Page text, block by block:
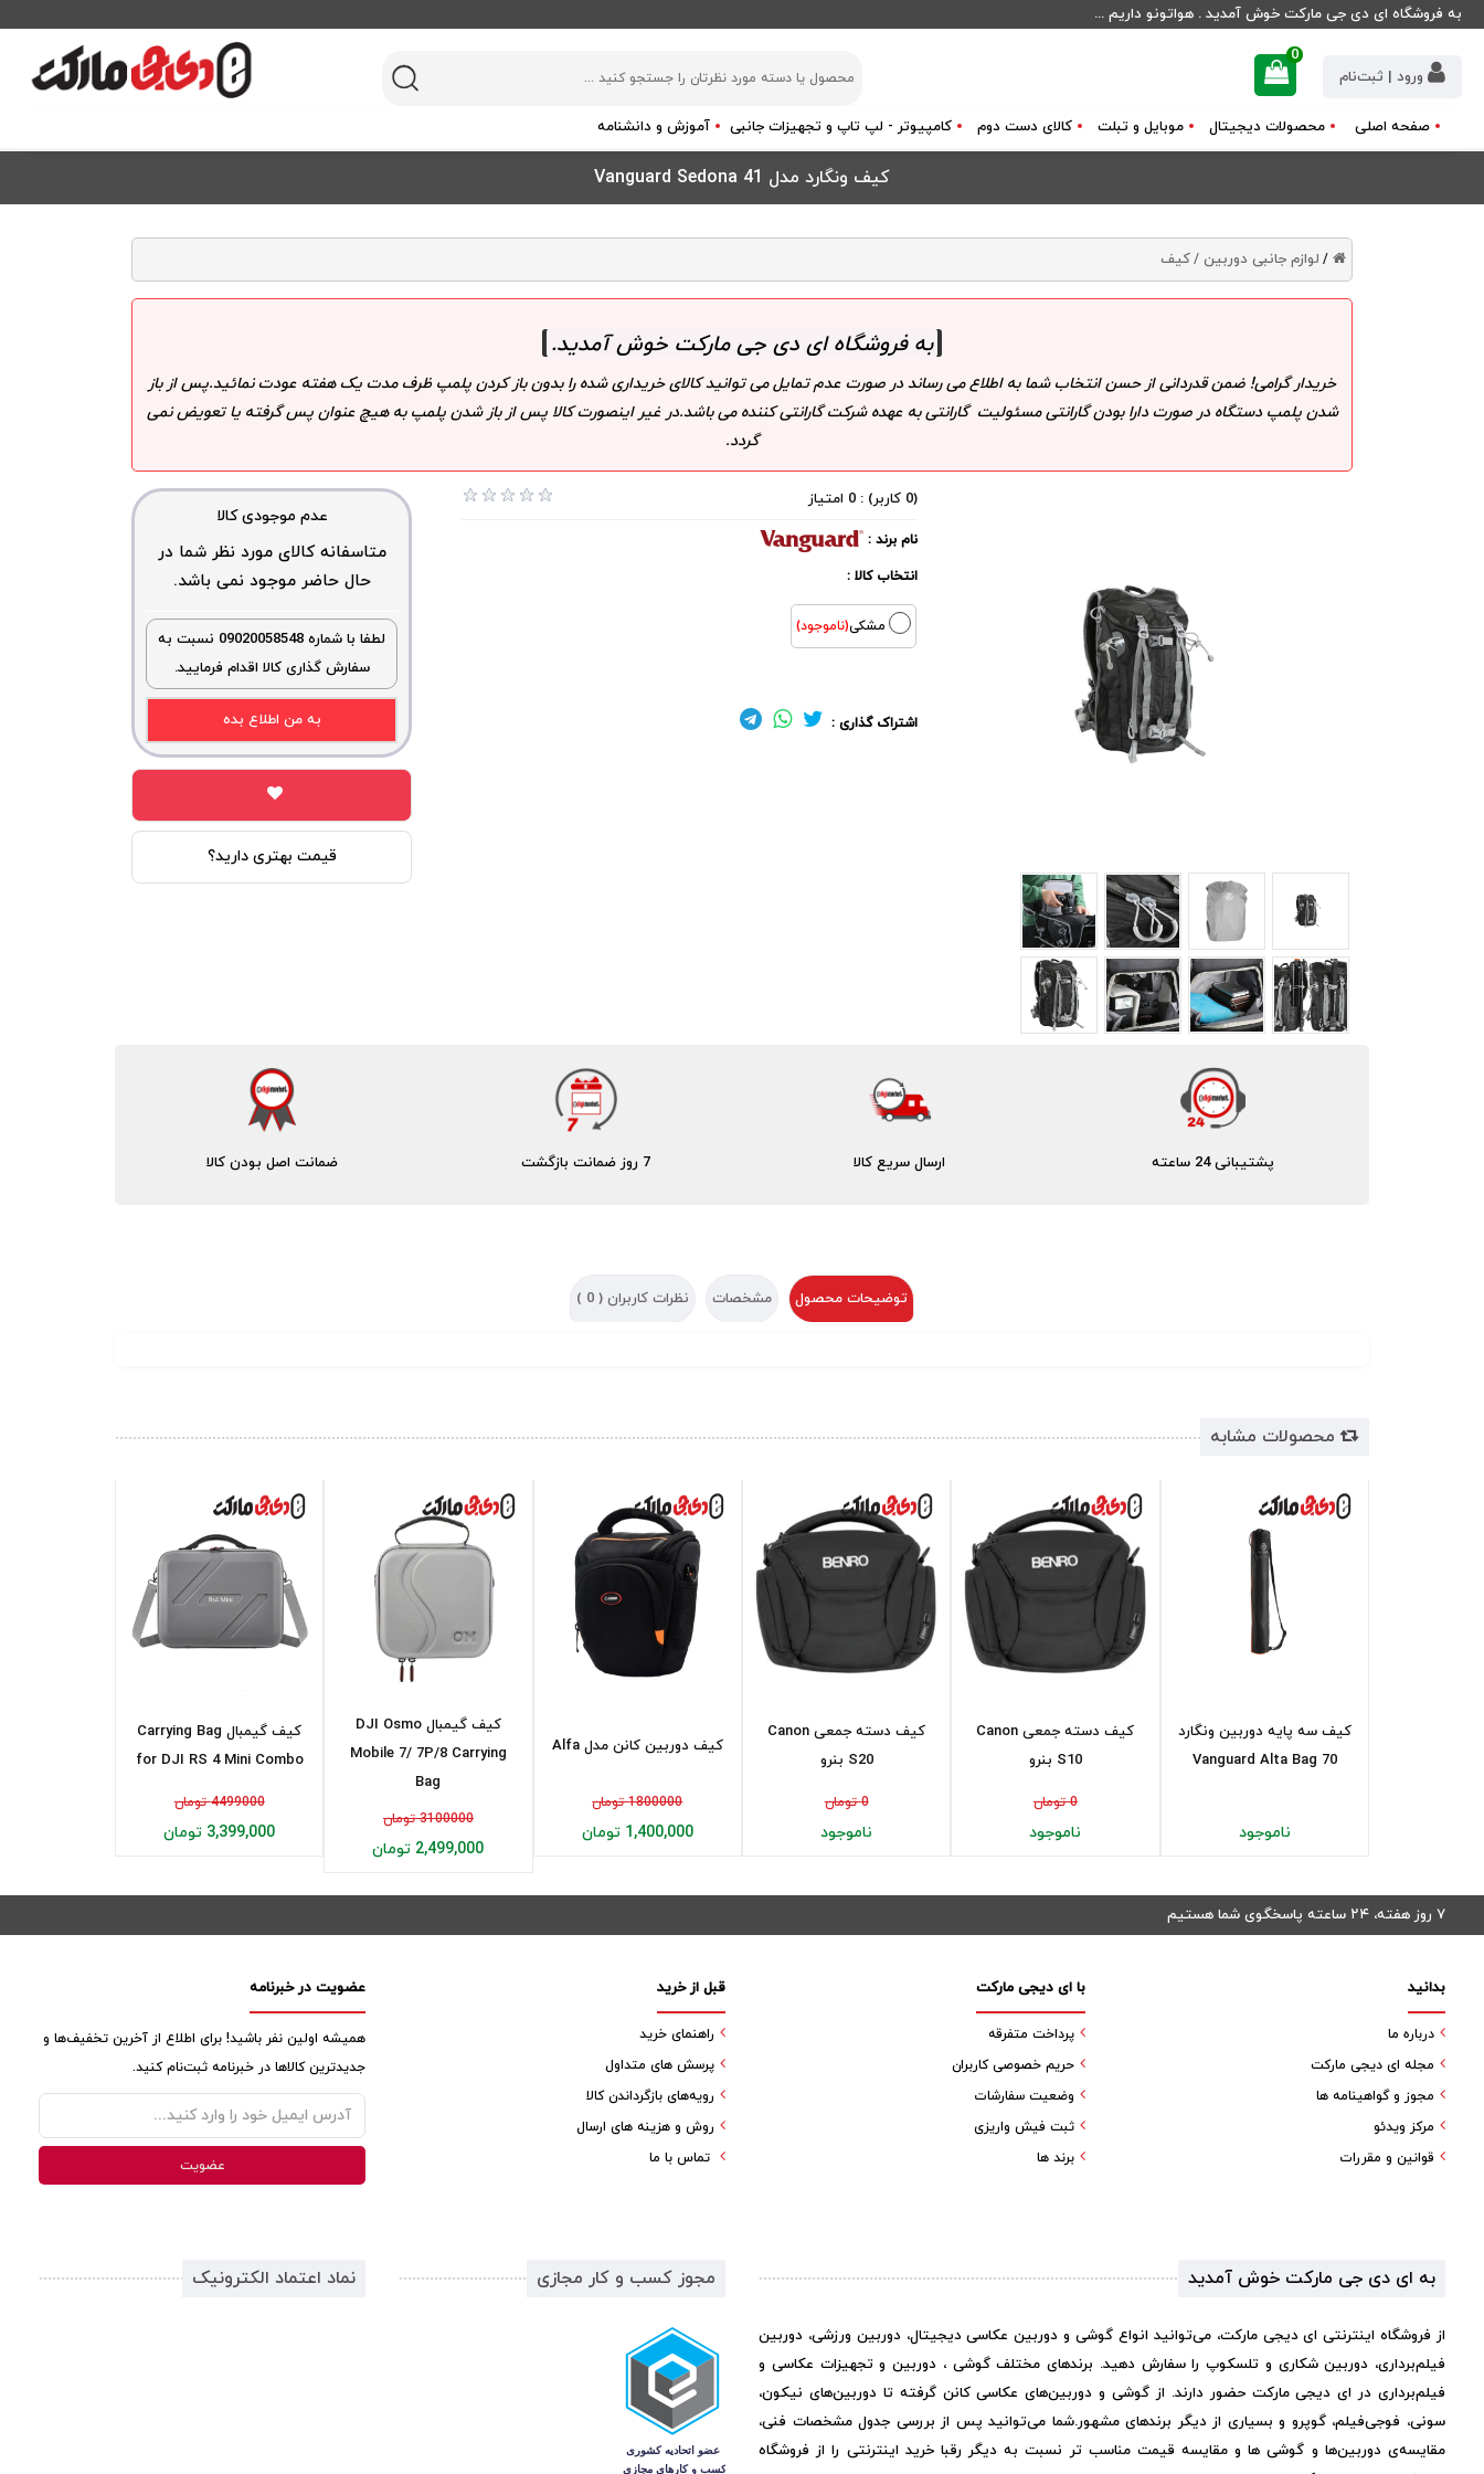
به فروشگاه ای دی جی مارکت خوش آمدید . هواتونو داریم ...
ورود | ثبت‌نام
0
صفحه اصلی محصولات دیجیتال موبایل و تبلت کالای دست دوم کامپیوتر - لپ تاپ و تجهیزات جانبی آموزش و دانشنامه
کیف ونگارد مدل Vanguard Sedona 41
/ لوازم جانبی دوربین /کیف
به فروشگاه ای دی جی مارکت خوش آمدید.
خریدار گرامی! ضمن قدردانی از حسن انتخاب شما به اطلاع می رساند در صورت عدم تمایل می توانید کالای خریداری شده را بدون باز کردن پلمپ ظرف مدت یک هفته عودت نمائید.پس از باز
شدن پلمپ دستگاه در صورت دارا بودن گارانتی مسئولیت گارانتی به عهده شرکت گارانتی کننده می باشد.در غیر اینصورت کالا پس از باز شدن پلمپ به هیچ عنوان پس گرفته یا تعویض نمی
گردد.
(0 کاربر) : 0 امتیاز
نام برند :
انتخاب کالا :
مشکی(ناموجود)
اشتراک گذاری :
عدم موجودی کالا
متاسفانه کالای مورد نظر شما در
حال حاضر موجود نمی باشد.
لطفا با شماره 09020058548 نسبت به
سفارش گذاری کالا اقدام فرمایید.
به من اطلاع بده
قیمت بهتری دارید؟
ضمانت اصل بودن کالا 7 روز ضمانت بازگشت ارسال سریع کالا پشتیبانی 24 ساعته
توضیحات محصول مشخصات نظرات کاربران ( 0
)
محصولات مشابه
کیف گیمبال Carrying Bag
for DJI RS 4 Mini Combo
4499000 تومان
3,399,000 تومان
کیف گیمبال DJI Osmo
Mobile 7/ 7P/8 Carrying
Bag
3100000 تومان
2,499,000 تومان
کیف دوربین کانن مدل Alfa
1800000 تومان
1,400,000 تومان
کیف دسته جمعی Canon
S20 بنرو
0 تومان
ناموجود
کیف دسته جمعی Canon
S10 بنرو
0 تومان
ناموجود
کیف سه پایه دوربین ونگارد
Vanguard Alta Bag 70
ناموجود
۷ روز هفته، ۲۴ ساعته پاسخگوی شما هستیم
عضویت در خبرنامه
همیشه اولین نفر باشید! برای اطلاع از آخرین تخفیف‌ها و
جدیدترین کالاها در خبرنامه ثبت‌نام کنید.
قبل از خرید
راهنمای خرید
پرسش های متداول
رویه‌های بازگرداندن کالا
روش و هزینه های ارسال
تماس با ما
با ای دیجی مارکت
پرداخت متفرقه
حریم خصوصی کاربران
وضعیت سفارشات
ثبت فیش واریزی
برند ها
بدانید
درباره ما
مجله ای دیجی مارکت
مجوز و گواهینامه ها
مرکز ویدئو
قوانین و مقررات
به ای دی جی مارکت خوش آمدید
از فروشگاه اینترنتی ای دیجی مارکت، می‌توانید انواع گوشی و دوربین عکاسی دیجیتال، دوربین ورزشی، دوربین
فیلم‌برداری، دوربین شکاری و تلسکوپ را سفارش دهید. برندهای مختلف گوشی ، دوربین و تجهیزات عکاسی و
فیلم‌برداری در ای دیجی مارکت حضور دارند. از گوشی و دوربین‌های عکاسی کانن گرفته تا دوربین‌های نیکون،
سونی، فوجی‌فیلم، گوپرو و بسیاری از دیگر برندهای مشهور.شما می‌توانید پس از بررسی جدول مشخصات فنی،
مقایسه‌ی دوربین‌ها و گوشی ها و مقایسه قیمت مناسب تر نسبت به دیگر رقبا خرید اینترنتی را از فروشگاه
مجوز کسب و کار مجازی نماد اعتماد الکترونیک